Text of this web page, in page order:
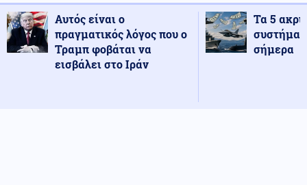
Αυτός είναι ο
πραγματικός λόγος που ο
Τραμπ φοβάται να
εισβάλει στο Ιράν
Τα 5
σήμερα